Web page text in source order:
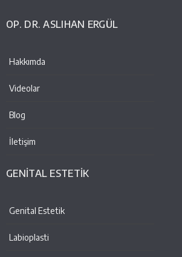
OP. DR. ASLIHAN ERGÜL
Hakkımda
Videolar
Blog
İletişim
GENİTAL ESTETİK
Genital Estetik
Labioplasti